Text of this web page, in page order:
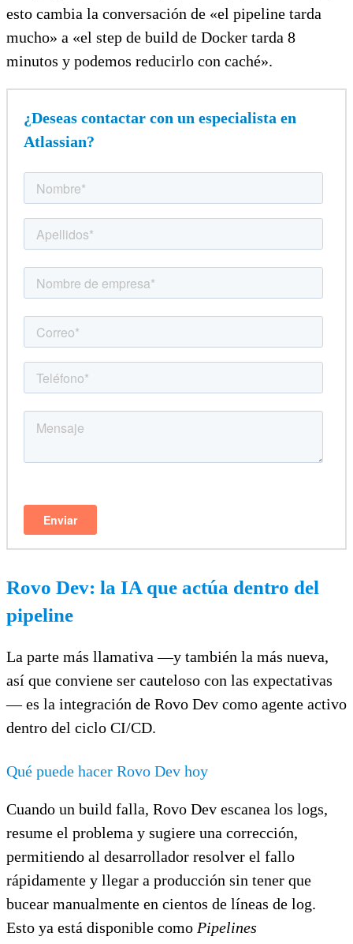
esto cambia la conversación de «el pipeline tarda
mucho» a «el step de build de Docker tarda 8
minutos y podemos reducirlo con caché».
¿Deseas contactar con un especialista en
Atlassian?
Rovo Dev: la IA que actúa dentro del
pipeline
La parte más llamativa —y también la más nueva,
así que conviene ser cauteloso con las expectativas
— es la integración de Rovo Dev como agente activo
dentro del ciclo CI/CD.
Qué puede hacer Rovo Dev hoy
Cuando un build falla, Rovo Dev escanea los logs,
resume el problema y sugiere una corrección,
permitiendo al desarrollador resolver el fallo
rápidamente y llegar a producción sin tener que
bucear manualmente en cientos de líneas de log.
Esto ya está disponible como Pipelines